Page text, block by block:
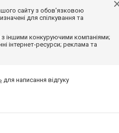
сайту з обов'язковою
для спілкування та
іншими конкуруючими компаніями;
інтернет-ресурси; реклама та
для написання відгуку